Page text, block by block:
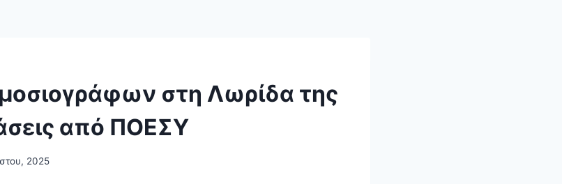
στη Λωρίδα της
από ΠΟΕΣΥ
2025